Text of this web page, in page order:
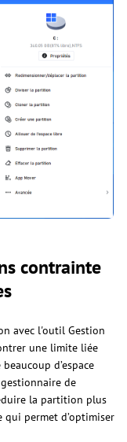
contrainte
avec l'outil Gestion
une limite liée
d’espace
de
la partition plus
qui permet d’optimiser